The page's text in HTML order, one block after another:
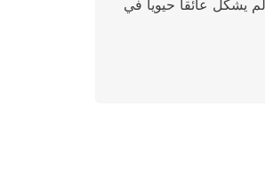
يشكل عائقاً حيوياً في